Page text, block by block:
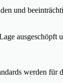
und
ausgeschöpft
werden für